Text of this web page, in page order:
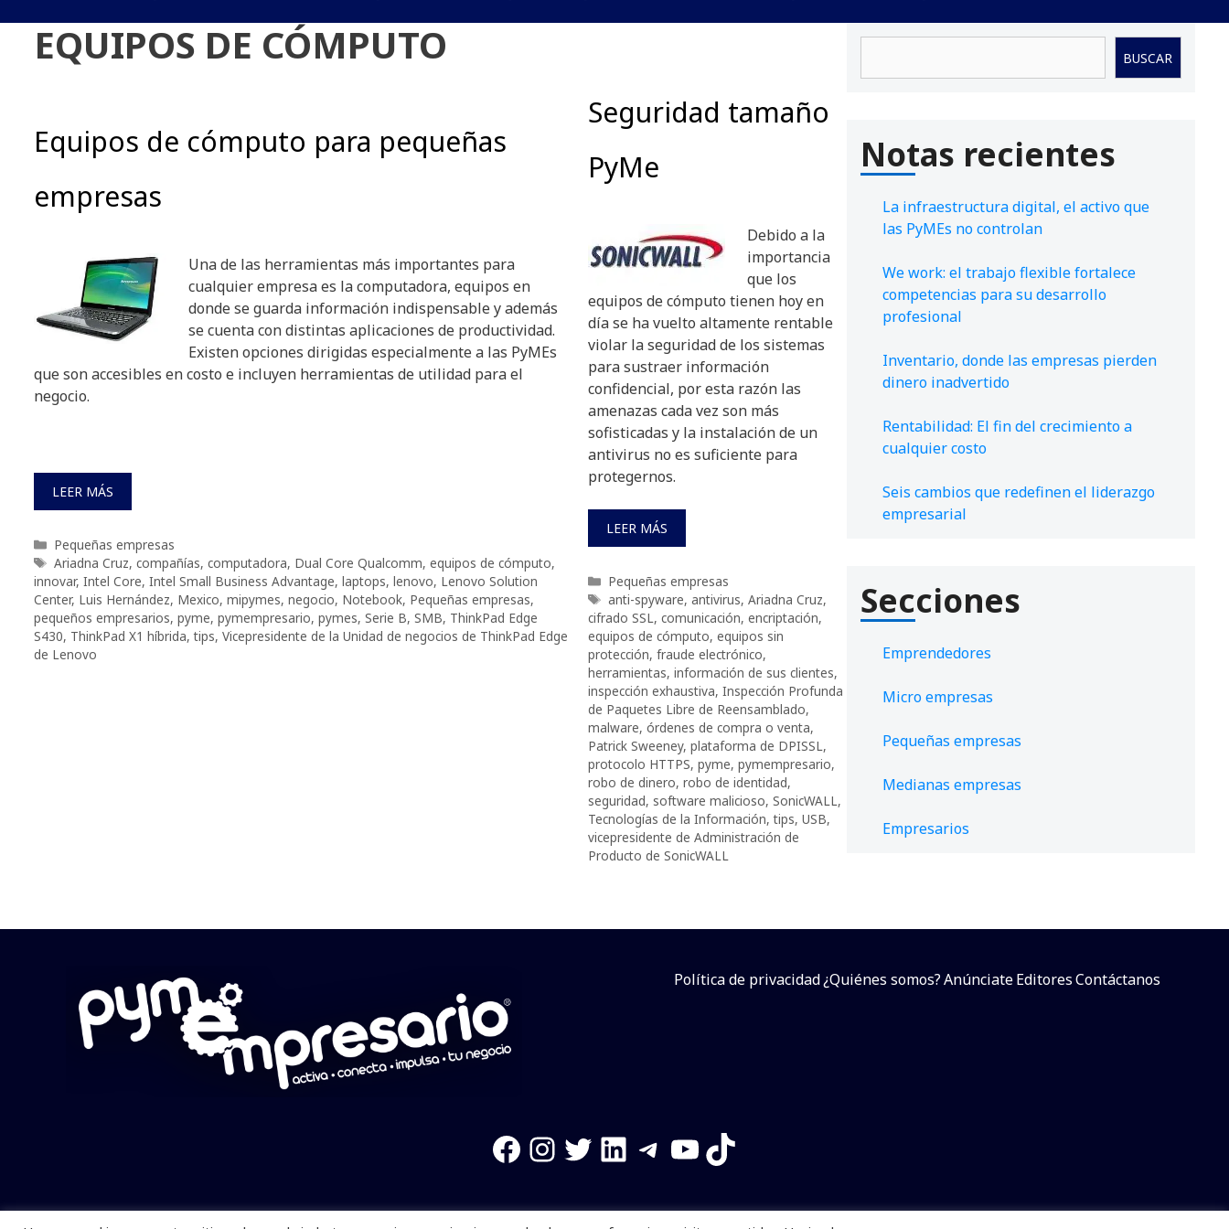
EQUIPOS DE CÓMPUTO
Equipos de cómputo para pequeñas
empresas
Una de las herramientas más importantes para
cualquier empresa es la computadora, equipos en
donde se guarda información indispensable y además
se cuenta con distintas aplicaciones de productividad.
Existen opciones dirigidas especialmente a las PyMEs
que son accesibles en costo e incluyen herramientas de utilidad para el
negocio.
LEER MÁS
Categorías
Pequeñas empresas
Etiquetas
Ariadna Cruz, compañías, computadora, Dual Core Qualcomm, equipos de cómputo,
innovar, Intel Core, Intel Small Business Advantage, laptops, lenovo, Lenovo Solution
Center, Luis Hernández, Mexico, mipymes, negocio, Notebook, Pequeñas empresas,
pequeños empresarios, pyme, pymempresario, pymes, Serie B, SMB, ThinkPad Edge
S430, ThinkPad X1 híbrida,tips, Vicepresidente de la Unidad de negocios de ThinkPad Edge
de Lenovo
Seguridad tamaño
PyMe
Debido a la
importancia
que los
equipos de cómputo tienen hoy en
día se ha vuelto altamente rentable
violar la seguridad de los sistemas
para sustraer información
confidencial, por esta razón las
amenazas cada vez son más
sofisticadas y la instalación de un
antivirus no es suficiente para
protegernos.
LEER MÁS
Categorías
Pequeñas empresas
Etiquetas
anti-spyware, antivirus, Ariadna Cruz,
cifrado SSL, comunicación, encriptación,
equipos de cómputo, equipos sin
protección, fraude electrónico,
herramientas, información de sus clientes,
inspección exhaustiva, Inspección Profunda
de Paquetes Libre de Reensamblado,
malware, órdenes de compra o venta,
Patrick Sweeney, plataforma de DPISSL,
protocolo HTTPS, pyme, pymempresario,
robo de dinero, robo de identidad,
seguridad, software malicioso, SonicWALL,
Tecnologías de la Información,tips, USB,
vicepresidente de Administración de
Producto de SonicWALL
BUSCAR
Notas recientes
La infraestructura digital, el activo que
las PyMEs no controlan
We work: el trabajo flexible fortalece
competencias para su desarrollo
profesional
Inventario, donde las empresas pierden
dinero inadvertido
Rentabilidad: El fin del crecimiento a
cualquier costo
Seis cambios que redefinen el liderazgo
empresarial
Secciones
Emprendedores
Micro empresas
Pequeñas empresas
Medianas empresas
Empresarios
Política de privacidad¿Quiénes somos?AnúnciateEditoresContáctanos
Facebook
Instagram
Twitter
LinkedIn
Telegram
YouTube
TikTok